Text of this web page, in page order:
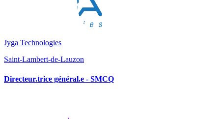
Jyga Technologies
Saint-Lambert-de-Lauzon
Directeur.trice général.e - SMCQ